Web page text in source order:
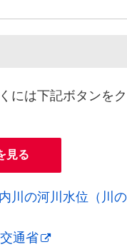
には下記ボタンをク
見る
の河川水位（川の
通省